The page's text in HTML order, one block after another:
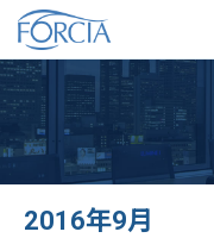
2016年9月